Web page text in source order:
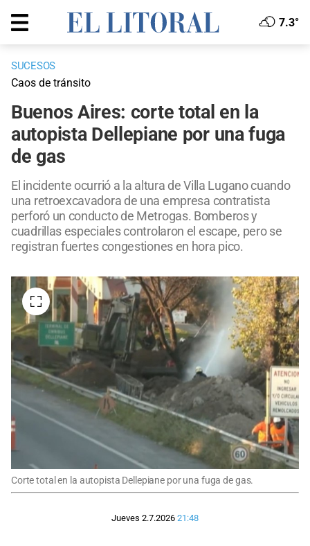
7.3°
SUCESOS
Caos de tránsito
Buenos Aires: corte total en la
autopista Dellepiane por una fuga
de gas
El incidente ocurrió a la altura de Villa Lugano cuando
una retroexcavadora de una empresa contratista
perforó un conducto de Metrogas. Bomberos y
cuadrillas especiales controlaron el escape, pero se
registran fuertes congestiones en hora pico.
Corte total en la autopista Dellepiane por una fuga de gas.
Jueves 2.7.2026 21:48